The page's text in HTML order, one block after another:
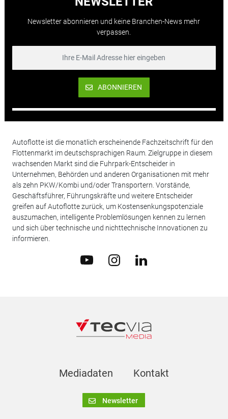
Newsletter abonnieren und keine Branchen-News mehr
verpassen.
ABONNIEREN
Autoflotte ist die monatlich erscheinende Fachzeitschrift für den
Flottenmarkt im deutschsprachigen Raum. Zielgruppe in diesem
wachsenden Markt sind die Fuhrpark-Entscheider in
Unternehmen, Behörden und anderen Organisationen mit mehr
als zehn PKW/Kombi und/oder Transportern. Vorstände,
Geschäftsführer, Führungskräfte und weitere Entscheider
greifen auf Autoflotte zurück, um Kostensenkungspotenziale
auszumachen, intelligente Problemlösungen kennen zu lernen
und sich über technische und nichttechnische Innovationen zu
informieren.
Mediadaten Kontakt
Newsletter